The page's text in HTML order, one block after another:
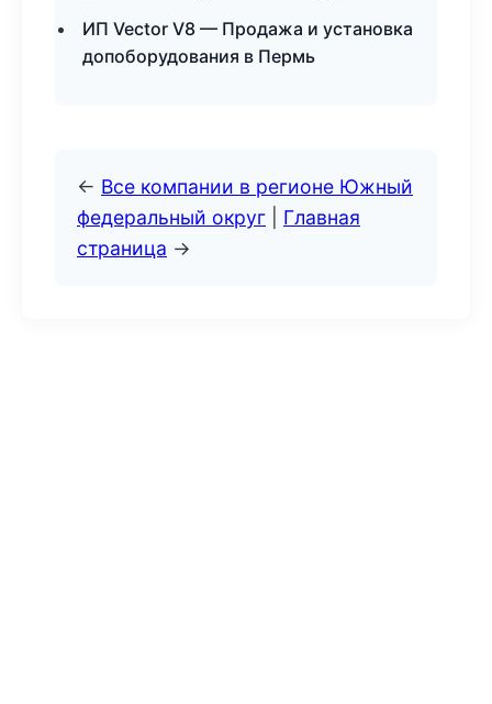
ИП Vector V8 — Продажа и установка
допоборудования в Пермь
← Все компании в регионе Южный
федеральный округ
Главная
страница →